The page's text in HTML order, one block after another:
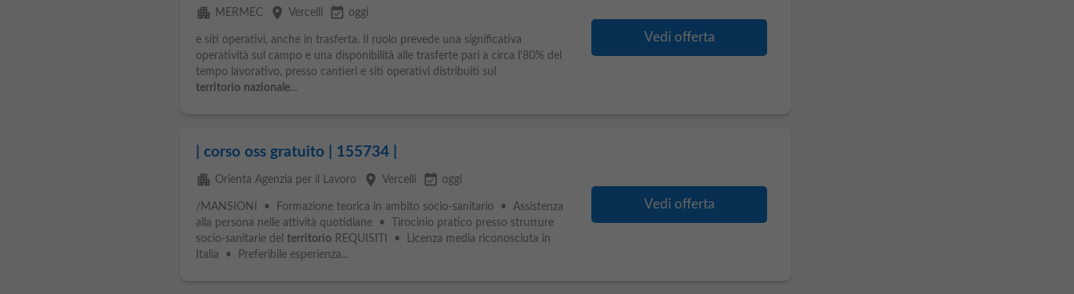
apartment MERMEC place Vercelli event_available oggi
e siti operativi, anche in trasferta. Il ruolo prevede una significativa
operatività sul campo e una disponibilità alle trasferte pari a circa l'80% del
tempo lavorativo, presso cantieri e siti operativi distribuiti sul
territorio nazionale...
Vedi offerta
| corso oss gratuito | 155734 |
apartment Orienta Agenzia per il Lavoro place Vercelli event_available oggi
/MANSIONI • Formazione teorica in ambito socio-sanitario • Assistenza
alla persona nelle attività quotidiane • Tirocinio pratico presso strutture
socio-sanitarie del territorioREQUISITI • Licenza media riconosciuta in
Italia • Preferibile esperienza...
Vedi offerta